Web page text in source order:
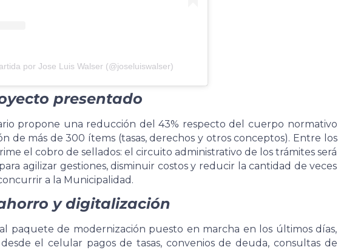
por Jose Luis Walser (@joseluiswalser)
presentado
propone una reducción del 43% respecto del cuerpo normativo
de más de 300 ítems (tasas, derechos y otros conceptos). Entre los
el cobro de sellados: el circuito administrativo de los trámites será
agilizar gestiones, disminuir costos y reducir la cantidad de veces
a la Municipalidad.
y digitalización
paquete de modernización puesto en marcha en los últimos días,
el celular pagos de tasas, convenios de deuda, consultas de